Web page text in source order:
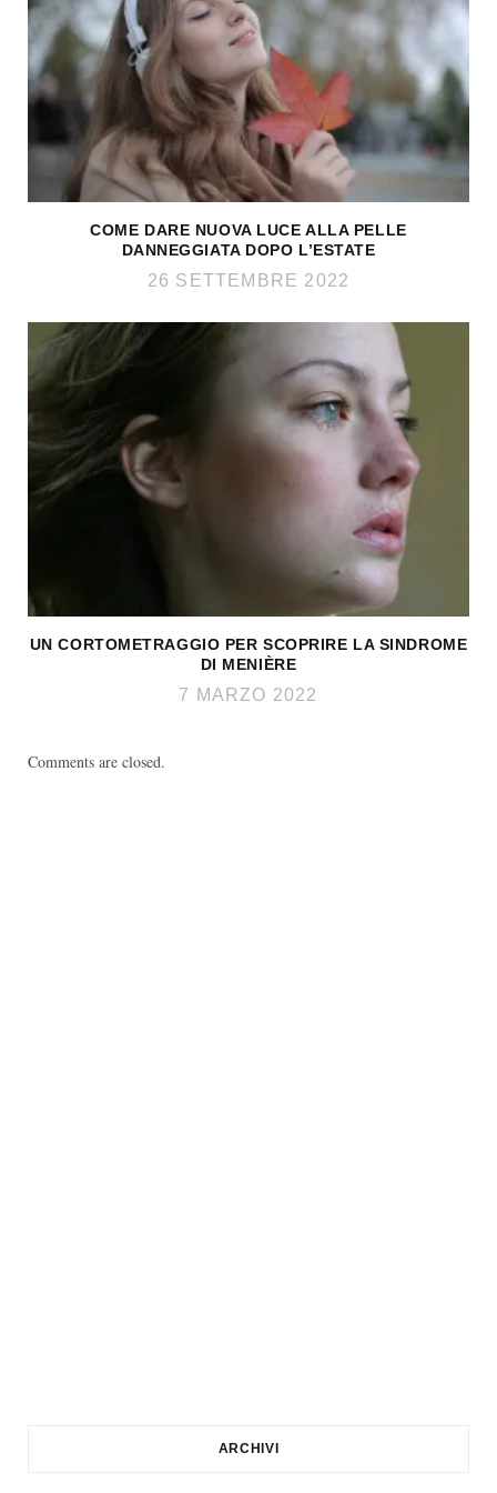
COME DARE NUOVA LUCE ALLA PELLE
DANNEGGIATA DOPO L’ESTATE
26 SETTEMBRE 2022
UN CORTOMETRAGGIO PER SCOPRIRE LA SINDROME
DI MENIÈRE
7 MARZO 2022
Comments are closed.
ARCHIVI